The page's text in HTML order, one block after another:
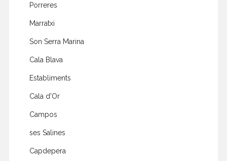
Porreres
Marratxi
Son Serra Marina
Cala Blava
Establiments
Cala d'Or
Campos
ses Salines
Capdepera